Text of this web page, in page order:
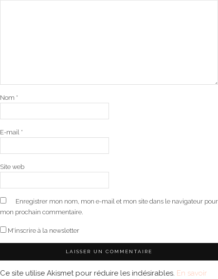
Nom *
E-mail *
Site web
Enregistrer mon nom, mon e-mail et mon site dans le navigateur pour
mon prochain commentaire.
M'inscrire à la newsletter
Ce site utilise Akismet pour réduire les indésirables. En savoir